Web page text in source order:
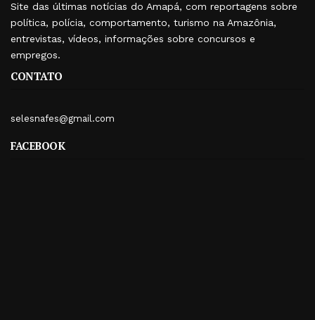
Site das últimas notícias do Amapá, com reportagens sobre
política, polícia, comportamento, turismo na Amazônia,
entrevistas, vídeos, informações sobre concursos e
empregos.
CONTATO
selesnafes@gmail.com
FACEBOOK